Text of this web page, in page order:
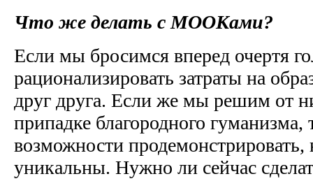
Что же делать с МООКами?
Если мы бросимся вперед очертя
рационализировать затраты на
друг друга. Если же мы решим от
припадке благородного
возможности
уникальны. Нужно ли сейчас